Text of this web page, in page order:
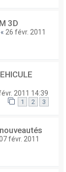
3D
« 26 févr. 2011
2011 14:39
1 2 3
févr. 2011